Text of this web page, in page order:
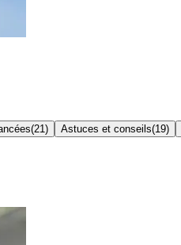
(21 ) Astuces et conseils(19)